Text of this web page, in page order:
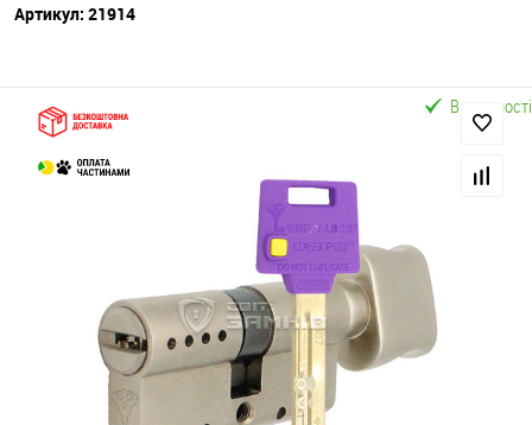
Артикул: 21914
В наявності